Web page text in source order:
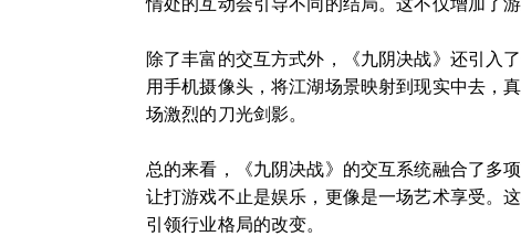
情处的互动会引导不同的结局。这不仅增加了
除了丰富的交互方式外，《九阴决战》还引入
用手机摄像头，将江湖场景映射到现实中去，
场激烈的刀光剑影。
总的来看，《九阴决战》的交互系统融合了多
让打游戏不止是娱乐，更像是一场艺术享受。
引领行业格局的改变。